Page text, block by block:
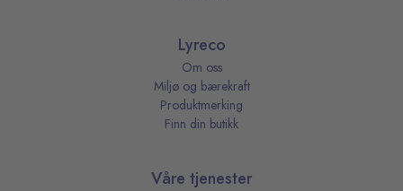
Lyreco
Om oss
Miljø og bærekraft
Produktmerking
Finn din butikk
Våre tjenester